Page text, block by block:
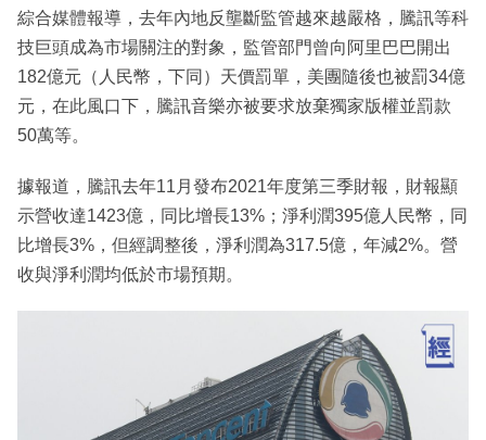
綜合媒體報導，去年內地反壟斷監管越來越嚴格，騰訊等科
技巨頭成為市場關注的對象，監管部門曾向阿里巴巴開出
182億元（人民幣，下同）天價罰單，美團隨後也被罰34億
元，在此風口下，騰訊音樂亦被要求放棄獨家版權並罰款
50萬等。
據報道，騰訊去年11月發布2021年度第三季財報，財報顯
示營收達1423億，同比增長13%；淨利潤395億人民幣，同
比增長3%，但經調整後，淨利潤為317.5億，年減2%。營
收與淨利潤均低於市場預期。